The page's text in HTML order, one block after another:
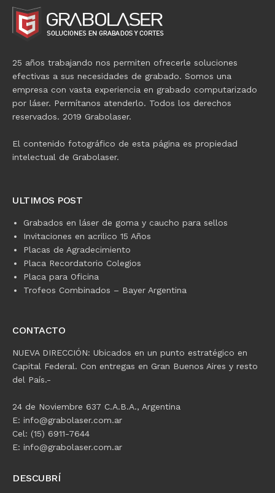
25 años trabajando nos permiten ofrecerle soluciones
efectivas a sus necesidades de grabado. Somos una
empresa con vasta experiencia en grabado computarizado
por láser. Permítanos atenderlo. Todos los derechos
reservados. 2019 Grabolaser.
El contenido fotográfico de esta página es propiedad
intelectual de Grabolaser.
ULTIMOS POST
Grabados en láser de goma y caucho para sellos
Invitaciones en acrilico 15 Años
Placas de Agradecimiento
Placa Recordatorio Colegios
Placa para Oficina
Trofeos Combinados – Bayer Argentina
CONTACTO
NUEVA DIRECCIÓN: Ubicados en un punto estratégico en
Capital Federal. Con entregas en Gran Buenos Aires y resto
del País.-
24 de Noviembre 637 C.A.B.A., Argentina
E: info@grabolaser.com.ar
Cel: (15) 6911-7644
E: info@grabolaser.com.ar
DESCUBRÍ